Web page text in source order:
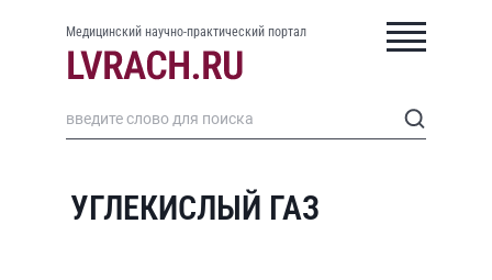
Медицинский научно-практический портал
УГЛЕКИСЛЫЙ ГАЗ